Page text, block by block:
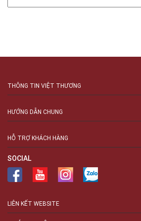
THÔNG TIN VIỆT THƯƠNG
HƯỚNG DẪN CHUNG
HỖ TRỢ KHÁCH HÀNG
SOCIAL
LIÊN KẾT WEBSITE